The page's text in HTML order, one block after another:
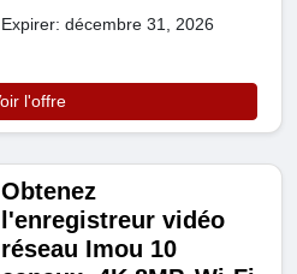
Expirer: décembre 31, 2026
l'offre
Obtenez
l'enregistreur vidéo
réseau Imou 10